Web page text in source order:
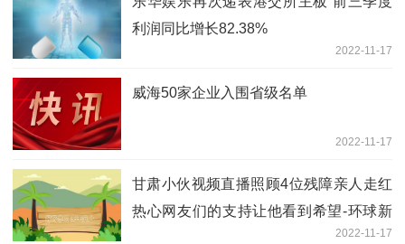
利润同比增长82.38%
2022-11-17
威海50家企业入围省级名单
2022-11-17
甘肃小伙视频直播照顾4位残障亲人走红
热心网友们的支持让他看到希望-环球新
2022-11-17